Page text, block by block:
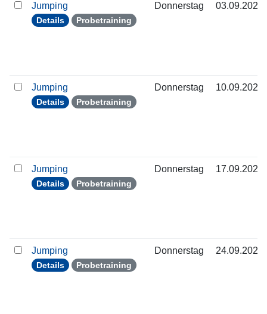
Jumping
Details Probetraining
Donnerstag 03.09.2026
Jumping
Details Probetraining
Donnerstag 10.09.2026
Jumping
Details Probetraining
Donnerstag 17.09.2026
Jumping
Details Probetraining
Donnerstag 24.09.2026